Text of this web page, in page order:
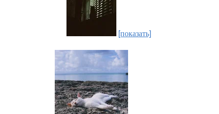
[показать]